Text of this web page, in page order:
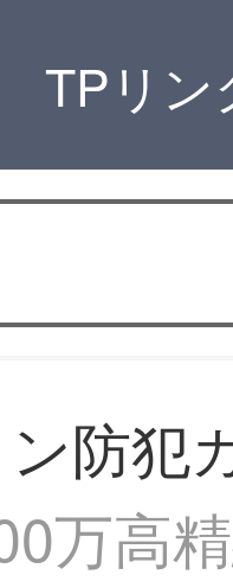
TPリン
防犯
万高